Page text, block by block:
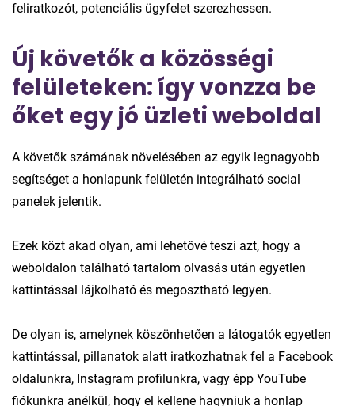
feliratkozót, potenciális ügyfelet szerezhessen.
Új követők a közösségi
felületeken: így vonzza be
őket egy jó üzleti weboldal
A követők számának növelésében az egyik legnagyobb
segítséget a honlapunk felületén integrálható social
panelek jelentik.
Ezek közt akad olyan, ami lehetővé teszi azt, hogy a
weboldalon található tartalom olvasás után egyetlen
kattintással lájkolható és megosztható legyen.
De olyan is, amelynek köszönhetően a látogatók egyetlen
kattintással, pillanatok alatt iratkozhatnak fel a Facebook
oldalunkra, Instagram profilunkra, vagy épp YouTube
fiókunkra anélkül, hogy el kellene hagyniuk a honlap